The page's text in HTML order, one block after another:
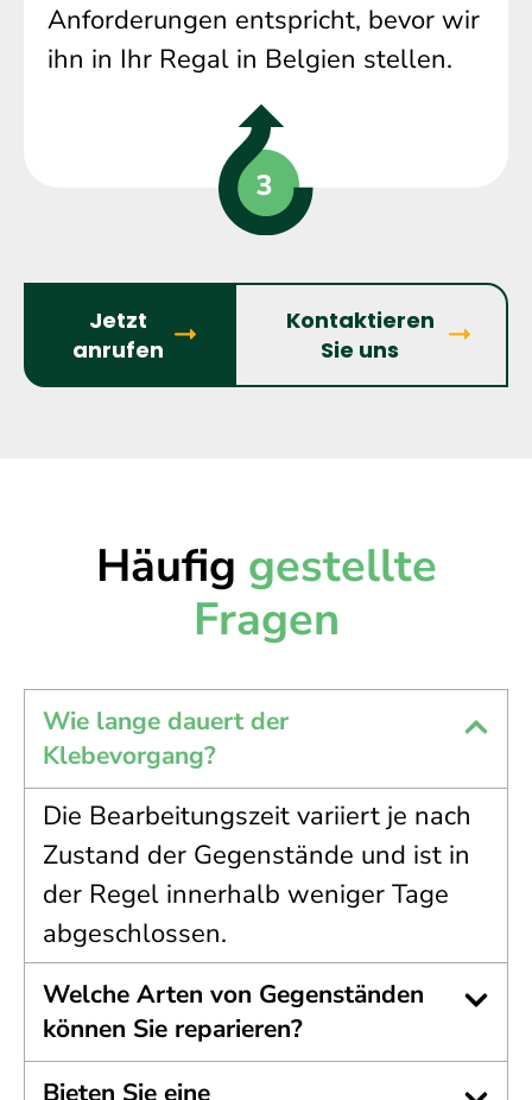
Anforderungen entspricht, bevor wir
ihn in Ihr Regal in Belgien stellen.
Jetzt
anrufen
Kontaktieren
Sie uns
Häufig gestellte
Fragen
Wie lange dauert der
Klebevorgang?
Die Bearbeitungszeit variiert je nach
Zustand der Gegenstände und ist in
der Regel innerhalb weniger Tage
abgeschlossen.
Welche Arten von Gegenständen
können Sie reparieren?
Bieten Sie eine